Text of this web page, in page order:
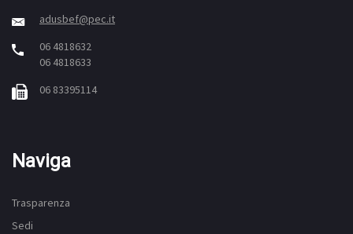
adusbef@pec.it
06 4818632
06 4818633
06 83395114
Naviga
Trasparenza
Sedi